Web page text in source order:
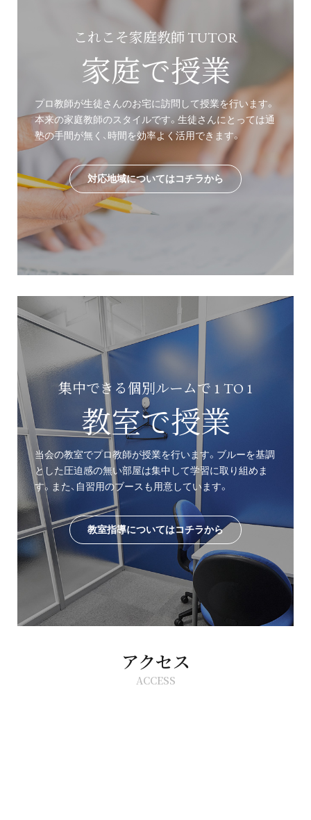
これこそ家庭教師 TUTOR
家庭で授業
プロ教師が生徒さんのお宅に訪問して授業を行います。
本来の家庭教師のスタイルです。生徒さんにとっては通
塾の手間が無く、時間を効率よく活用できます。
対応地域についてはコチラから
集中できる個別ルームで 1 TO 1
教室で授業
当会の教室でプロ教師が授業を行います。ブルーを基調
とした圧迫感の無い部屋は集中して学習に取り組めま
す。また、自習用のブースも用意しています。
教室指導についてはコチラから
アクセス
ACCESS